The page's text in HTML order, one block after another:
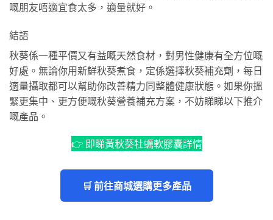
嘅朋友唔適宜食太多，適量就好。
結語
秋葵係一種平價又有益嘅天然食材，對男性健康有全方位嘅
好處。無論你用新鮮秋葵煮食，定係選擇秋葵補充劑，每日
適量攝取都可以幫助你改善精力同整體健康狀態。如果你搵
緊更集中、更方便嘅秋葵營養補充方案，不妨睇睇以下推介
嘅產品。
👉 即睇黃秋葵牡蠣軟膠囊詳情
🛒 前往商城選購更多產品